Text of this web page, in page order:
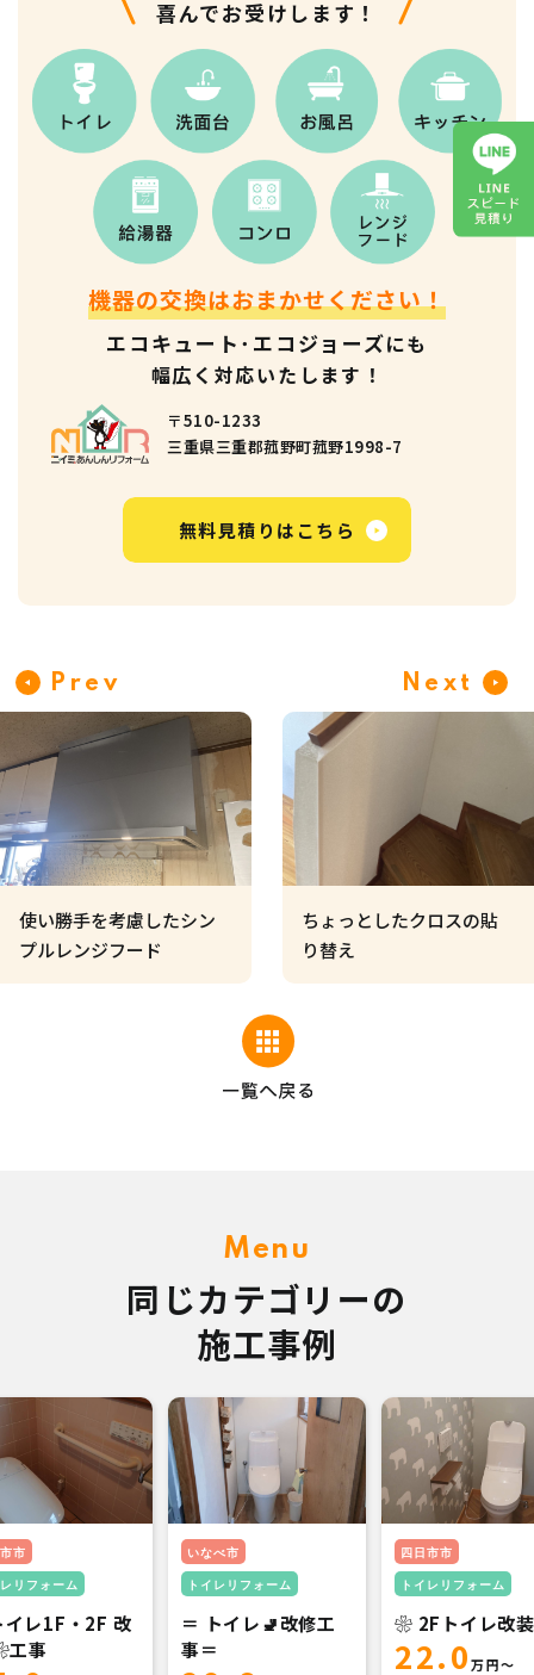
喜んでお受けします！
機器の交換はおまかせください！
エコキュート･エコジョーズにも
幅広く対応いたします！
〒510-1233
三重県三重郡菰野町菰野1998-7
無料見積りはこちら
Prev
使い勝手を考慮したシン
プルレンジフード
Next
ちょっとしたクロスの貼
り替え
Menu
同じカテゴリーの
施工事例
市
リフォーム
イレ1F・2F 改
工事
いなべ市
トイレリフォーム
＝ トイレ🚽改修工
事＝
四日市市
トイレリフォーム
❀ 2Fトイレ改
22.0